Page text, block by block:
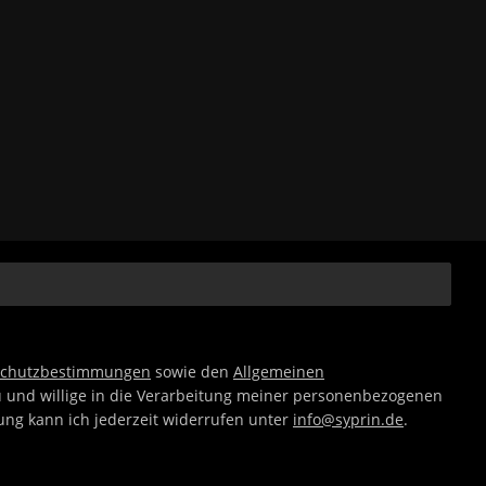
sowie den Allgemeinen
willige in die Verarbeitung meiner personenbezogenen
kann ich jederzeit widerrufen unter info@syprin.de.